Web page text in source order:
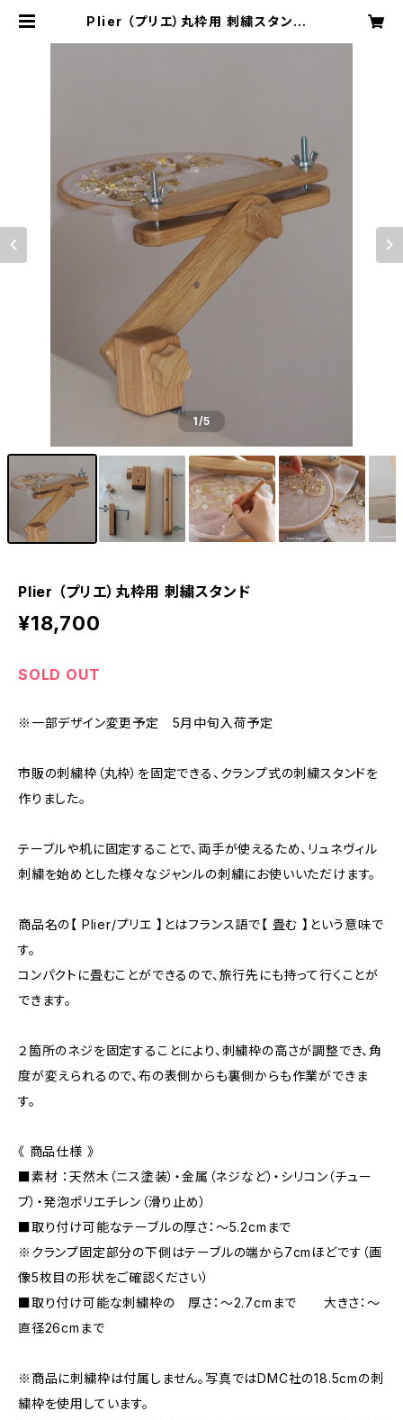
Plier （プリエ）丸枠用 刺繍スタンド |
1/5
Plier （プリエ）丸枠用 刺繍スタンド
¥18,700
SOLD OUT
※一部デザイン変更予定 5月中旬入荷予定
市販の刺繍枠（丸枠）を固定できる、クランプ式の刺繍スタンドを
作りました。
テーブルや机に固定することで、両手が使えるため、リュネヴィル
刺繍を始めとした様々なジャンルの刺繍にお使いいただけます。
商品名の【 Plier/プリエ 】とはフランス語で【 畳む 】という意味で
す。
コンパクトに畳むことができるので、旅行先にも持って行くことが
できます。
２箇所のネジを固定することにより、刺繍枠の高さが調整でき、角
度が変えられるので、布の表側からも裏側からも作業ができま
す。
《 商品仕様 》
■素材 ：天然木（ニス塗装）・金属（ネジなど）・シリコン（チュー
ブ）・発泡ポリエチレン（滑り止め）
■取り付け可能なテーブルの厚さ：〜5.2cmまで
※クランプ固定部分の下側はテーブルの端から7cmほどです（画
像5枚目の形状をご確認ください）
■取り付け可能な刺繍枠の 厚さ：〜2.7cmまで 大きさ：〜
直径26cmまで
※商品に刺繍枠は付属しません。写真ではDMC社の18.5cmの刺
繍枠を使用しています。